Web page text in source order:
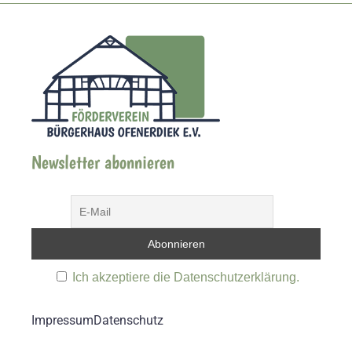
Newsletter abonnieren
Ich akzeptiere die Datenschutzerklärung.
ImpressumDatenschutz